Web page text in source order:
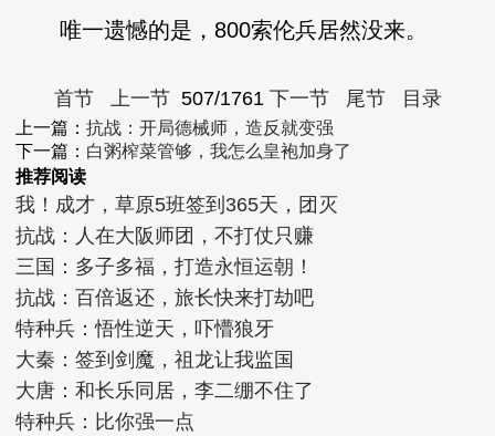
唯一遗憾的是，800索伦兵居然没来。
首节 上一节 507/1761 下一节 尾节 目录
上一篇：抗战：开局德械师，造反就变强
下一篇： 白粥榨菜管够，我怎么皇袍加身了
推荐阅读
我！成才，草原5班签到365天，团灭
抗战：人在大阪师团，不打仗只赚
三国：多子多福，打造永恒运朝！
抗战：百倍返还，旅长快来打劫吧
特种兵：悟性逆天，吓懵狼牙
大秦：签到剑魔，祖龙让我监国
大唐：和长乐同居，李二绷不住了
特种兵：比你强一点